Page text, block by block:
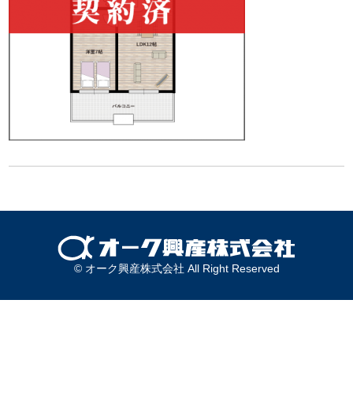
© オーク興産株式会社 All Right Reserved